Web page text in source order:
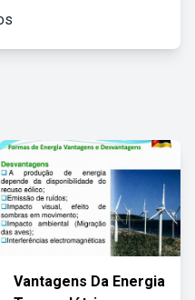
Vantagens Da Energia